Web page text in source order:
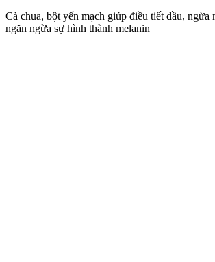
Cà chua, bột yến mạch giúp điều tiết dầu, ngừa
ngăn ngừa sự hình thành melanin